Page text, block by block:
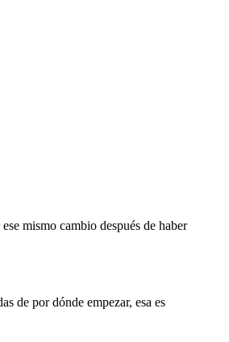
mismo cambio después de haber
de por dónde empezar, esa es